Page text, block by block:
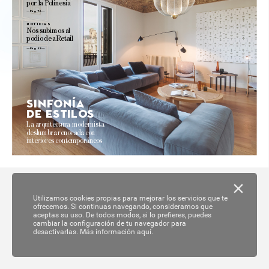
La arquitectura modernista
deslumbra renovada con
interiores contemporáneos
Sinfonía
de estilos
por la Polinesia
Pág. 76
Nos subimos al
podio de aRetail
noticias
Pág. 52
Utilizamos cookies propias para mejorar los servicios que te
ofrecemos. Si continuas navegando, consideramos que
aceptas su uso. De todos modos, si lo prefieres, puedes
cambiar la configuración de tu navegador para
desactivarlas. Más información aquí.